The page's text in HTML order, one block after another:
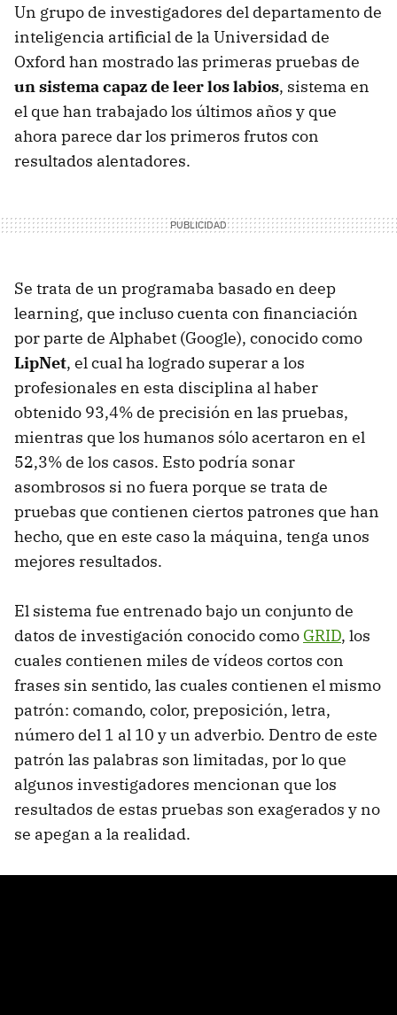
Un grupo de investigadores del departamento de
inteligencia artificial de la Universidad de
Oxford han mostrado las primeras pruebas de
un sistema capaz de leer los labios, sistema en
el que han trabajado los últimos años y que
ahora parece dar los primeros frutos con
resultados alentadores.
Se trata de un programaba basado en deep
learning, que incluso cuenta con financiación
por parte de Alphabet (Google), conocido como
LipNet, el cual ha logrado superar a los
profesionales en esta disciplina al haber
obtenido 93,4% de precisión en las pruebas,
mientras que los humanos sólo acertaron en el
52,3% de los casos. Esto podría sonar
asombrosos si no fuera porque se trata de
pruebas que contienen ciertos patrones que han
hecho, que en este caso la máquina, tenga unos
mejores resultados.
El sistema fue entrenado bajo un conjunto de
datos de investigación conocido como GRID, los
cuales contienen miles de vídeos cortos con
frases sin sentido, las cuales contienen el mismo
patrón: comando, color, preposición, letra,
número del 1 al 10 y un adverbio. Dentro de este
patrón las palabras son limitadas, por lo que
algunos investigadores mencionan que los
resultados de estas pruebas son exagerados y no
se apegan a la realidad.